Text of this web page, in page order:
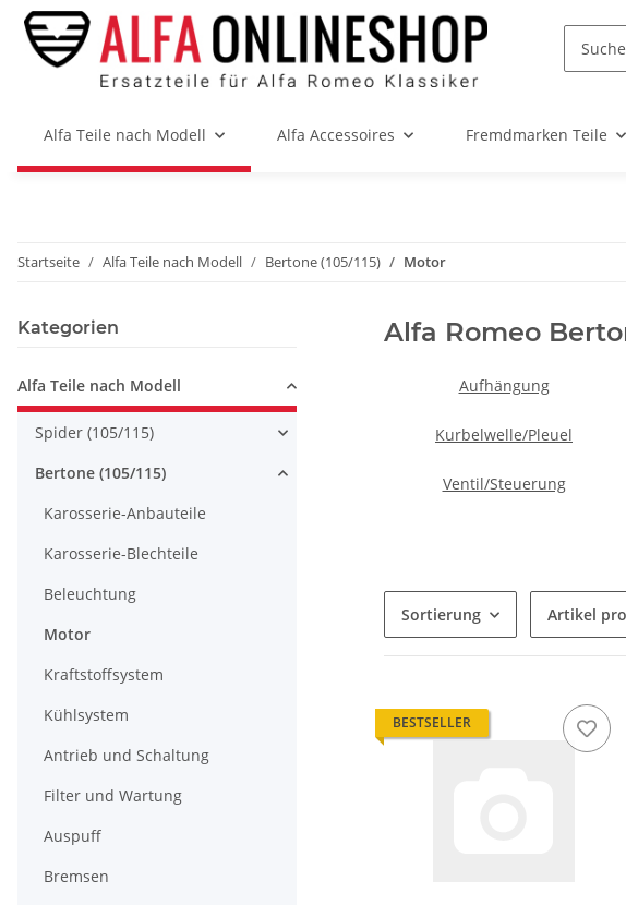
Alfa Teile nach Modell Alfa Accessoires Fremdmarken Teile
Startseite Alfa Teile nach Modell Bertone (105/115) Motor
Alfa Romeo
Aufhängung
Kurbelwelle/Pleuel
Ventil/Steuerung
Sortierung Artikel
BESTSELLER
Kategorien
Alfa Teile nach Modell
Spider (105/115)
Bertone (105/115)
Karosserie-Anbauteile
Karosserie-Blechteile
Beleuchtung
Motor
Kraftstoffsystem
Kühlsystem
Antrieb und Schaltung
Filter und Wartung
Auspuff
Bremsen